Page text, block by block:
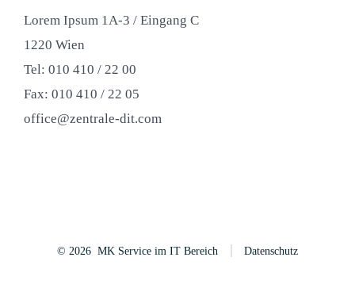
Lorem Ipsum 1A-3 / Eingang C
1220 Wien
Tel: 010 410 / 22 00
Fax: 010 410 / 22 05
office@zentrale-dit.com
© 2026 MK Service im IT Bereich Datenschutz